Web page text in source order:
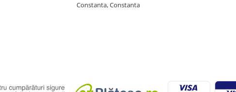
Constanta, Constanta